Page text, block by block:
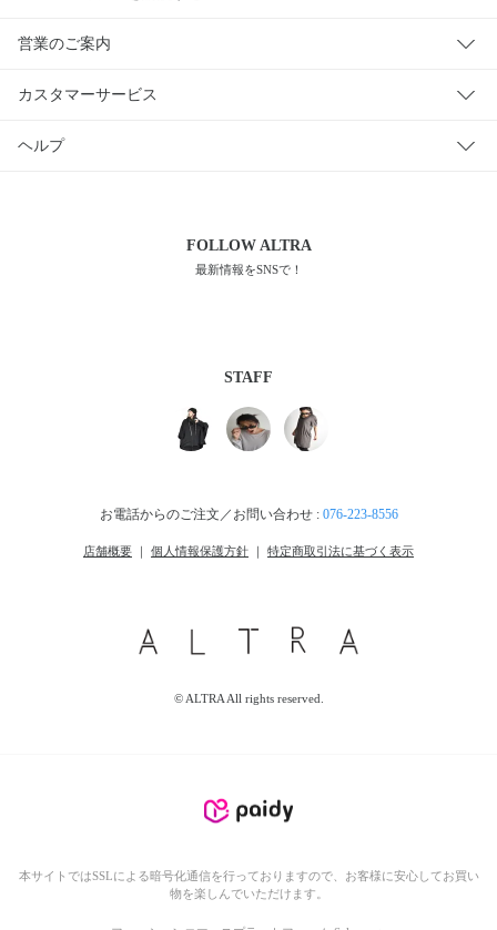
営業のご案内
カスタマーサービス
ヘルプ
FOLLOWALTRA
最新情報をSNSで！
STAFF
お電話からのご注文／お問い合わせ : 076-223-8556
店舗概要 ｜ 個人情報保護方針 ｜ 特定商取引法に基づく表示
© ALTRA All rights reserved.
本サイトではSSLによる暗号化通信を行っておりますので、お客様に安心してお買い
物を楽しんでいただけます。